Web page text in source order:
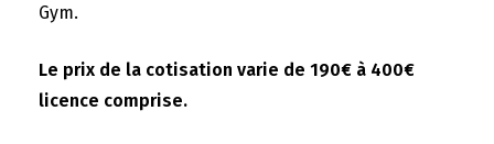
Gym.
Le prix de la cotisation varie de 190€ à 400€
licence comprise.